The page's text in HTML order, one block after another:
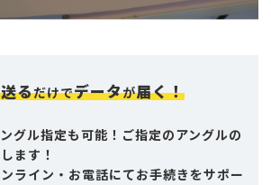
送るだけでデータが届く！
グル指定も可能！ご指定のアングルの
ます！
ライン・お電話にてお手続きをサポー